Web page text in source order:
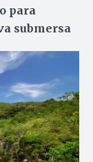
para
submersa